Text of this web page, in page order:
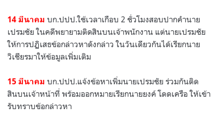
14 มีนาคม บก.ปปป.ใช้เวลาเกือบ 2 ชั่วโมงสอบปากคำนาย
เปรมชัย ในคดีพยายามติดสินบนเจ้าพนักงาน แต่นายเปรมชัย
ให้การปฏิเสธข้อกล่าวหาดังกล่าว ในวันเดียวกันได้เรียกนาย
วิเชียรมาให้ข้อมูลเพิ่มเติม
15 มีนาคม บก.ปปป.แจ้งข้อหาเพิ่มนายเปรมชัย ร่วมกันติด
สินบนเจ้าหน้าที่ พร้อมออกหมายเรียกนายยงค์ โดดเครือ ให้เข้า
รับทราบข้อกล่าวหา